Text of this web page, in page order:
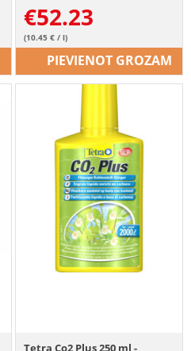
€52.23
(10.45 € / l)
PIEVIENOT GROZAM
Tetra Co2 Plus 250 ml -